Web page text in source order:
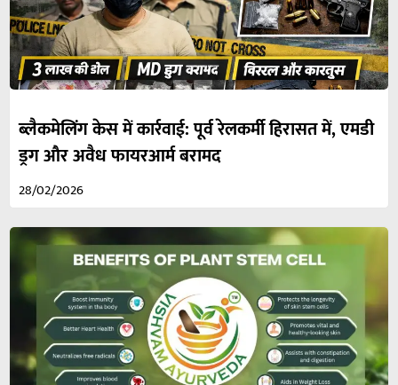
ब्लैकमेलिंग केस में कार्रवाई: पूर्व रेलकर्मी हिरासत में, एमडी
ड्रग और अवैध फायरआर्म बरामद
28/02/2026